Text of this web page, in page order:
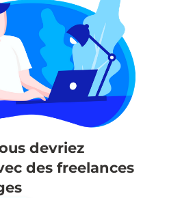
devriez
des freelances